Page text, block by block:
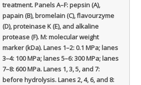
treatment. Panels A–F: pepsin (A),
papain (B), bromelain (C), flavourzyme
(D), proteinase K (E), and alkaline
protease (F). M: molecular weight
marker (kDa). Lanes 1–2: 0.1 MPa; lanes
3–4: 100 MPa; lanes 5–6: 300 MPa; lanes
7–8: 600 MPa. Lanes 1, 3, 5, and 7:
before hydrolysis. Lanes 2, 4, 6, and 8: